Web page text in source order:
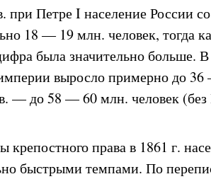
при Петре I население России
18 — 19 млн. человек, тогда
была значительно больше.
выросло примерно до
в. — до 58 — 60 млн. человек
крепостного права в 1861 г.
быстрыми темпами. По